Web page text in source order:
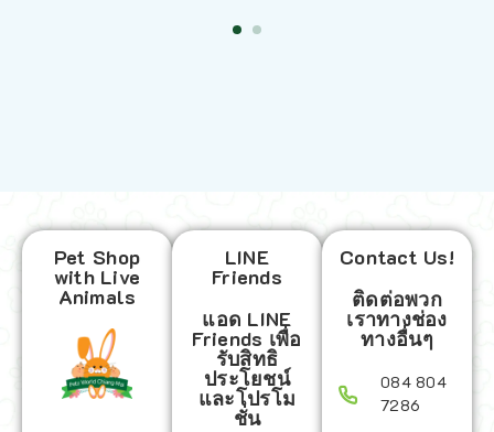
Pet Shop
with Live
Animals
LINE
Friends
แอด LINE
Friends เพื่อ
รับสิทธิ
ประโยชน์
และโปรโม
ชั่น
Contact Us!
ติดต่อพวก
เราทางช่อง
ทางอื่นๆ
084 804
7286